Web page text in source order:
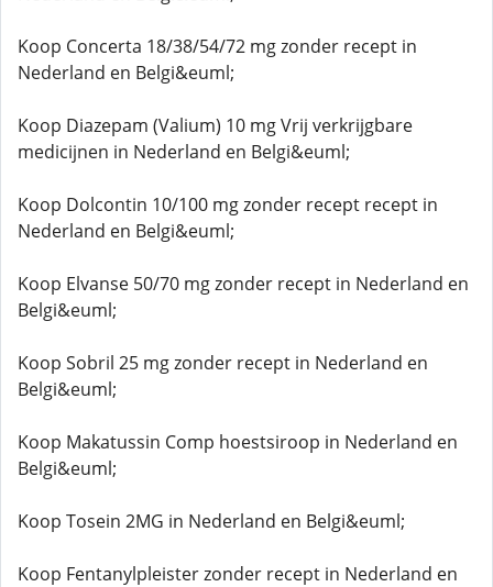
Koop Concerta 18/38/54/72 mg zonder recept in
Nederland en Belgi&euml;
Koop Diazepam (Valium) 10 mg Vrij verkrijgbare
medicijnen in Nederland en Belgi&euml;
Koop Dolcontin 10/100 mg zonder recept recept in
Nederland en Belgi&euml;
Koop Elvanse 50/70 mg zonder recept in Nederland en
Belgi&euml;
Koop Sobril 25 mg zonder recept in Nederland en
Belgi&euml;
Koop Makatussin Comp hoestsiroop in Nederland en
Belgi&euml;
Koop Tosein 2MG in Nederland en Belgi&euml;
Koop Fentanylpleister zonder recept in Nederland en